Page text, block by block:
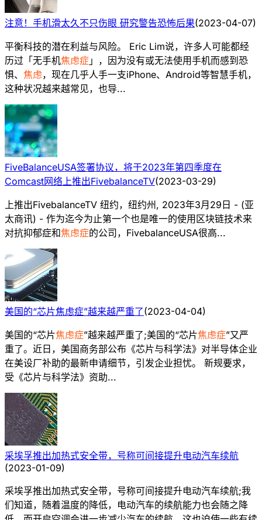
注意！手机滑太久不只伤眼 研究警告恐怖后果(2023-04-07)
平衡科技的潜在利益与风险。 Eric Lim说，许多人可能都经
历过「无手机焦虑症 」，因为没有或无法使用手机而感到恐
惧、 焦虑，现在几乎人手一支iPhone、Android等智慧手机，
这种状况越来越常见，也导...
FiveBalanceUSA签署协议，将于2023年第四季度在
Comcast网络上推出FivebalanceTV(2023-03-29)
上推出FivebalanceTV 纽约，纽约州, 2023年3月29日 - (亚
太商讯) - 作为迄今为止第一个也是唯一的使用区块链技术来
对抗抑郁症和焦虑症的公司，FivebalanceUSA很高...
美国的“芯片焦虑症”越来越严重了(2023-04-04)
美国的“芯片焦虑症”越来越严重了;美国的“芯片焦虑症”又严
重了。近日，美国商务部公布《芯片与科学法》对半导体企业
在美设厂补助的最新申请细节，引发企业担忧。 新规要求，
受《芯片与科学法》资助...
采埃孚推出加热式安全带，号称可间接提升电动汽车续航
(2023-01-09)
采埃孚推出加热式安全带，号称可间接提升电动汽车续航;我
们知道，随着温度的降低，电动汽车的续航能力也会随之降